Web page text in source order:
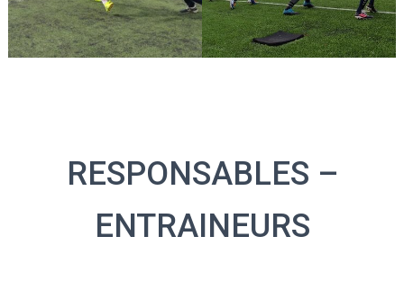
RESPONSABLES –
ENTRAINEURS